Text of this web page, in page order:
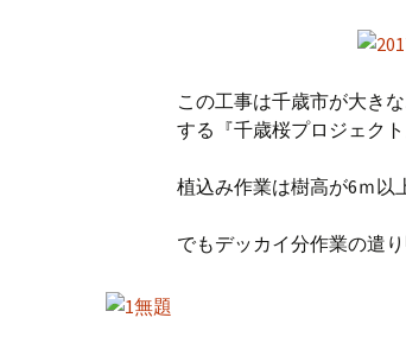
この工事は千歳市が大き
する『千歳桜プロジェク
植込み作業は樹高が6ｍ以
でもデッカイ分作業の遣